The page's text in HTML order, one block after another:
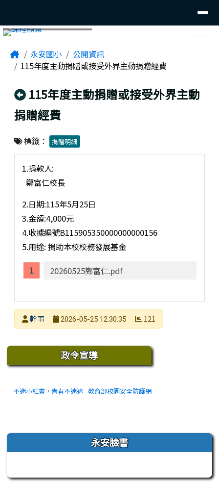
主內容區域
Home永安國小
公開資訊
115年度主動捐贈或接受外界主動捐贈經費
回上頁
115年度主動捐贈或接受外界主動
捐贈經費
標籤： 捐贈明細
1.捐款人:
鄭富仁校長
2.日期:115年5月25日
3.金額:4,000元
4.收據編號B115905350000000000156
5.用途: 捐助本校校務發展基金
20260525鄭富仁.pdf
發布者
幹事
2026-05-25 12:30:35 121
下中區域內容政令宣導
不迷小紅書，青春不迷途 教育部校園安全防護網
左邊區域內容 永安臉書
頁尾區域